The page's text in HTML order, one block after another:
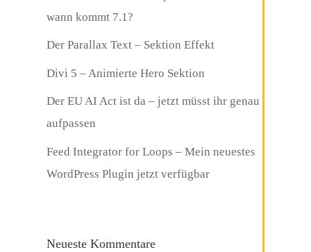
wann kommt 7.1?
Der Parallax Text – Sektion Effekt
Divi 5 – Animierte Hero Sektion
Der EU AI Act ist da – jetzt müsst ihr genau
aufpassen
Feed Integrator for Loops – Mein neuestes
WordPress Plugin jetzt verfügbar
Neueste Kommentare